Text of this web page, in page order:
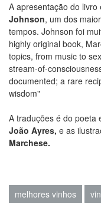
A apresentação do
Johnson, um dos
tempos. Johnson foi
highly original book,
topics, from music to
stream-of-
documented; a rare
wisdom"
A traduções é do poeta
João Ayres, e as
Marchese.
melhores vinhos